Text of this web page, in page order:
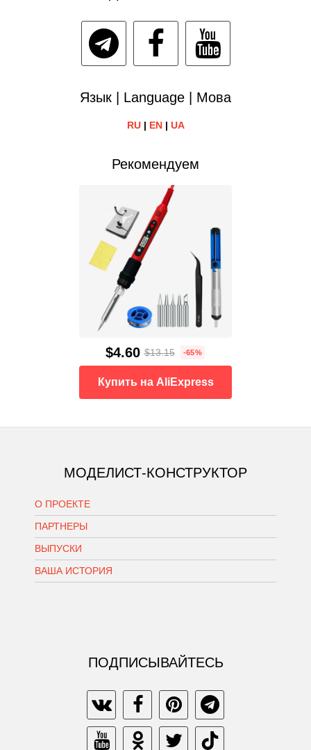
Язык | Language | Мова
RU| EN| UA
Рекомендуем
$4.60 $13.15 -65%
Купить на AliExpress
МОДЕЛИСТ-КОНСТРУКТОР
О ПРОЕКТЕ
ПАРТНЕРЫ
ВЫПУСКИ
ВАША ИСТОРИЯ
ПОДПИСЫВАЙТЕСЬ